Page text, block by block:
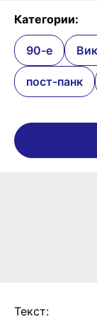
Категории:
90-е
пост-панк
Текст: